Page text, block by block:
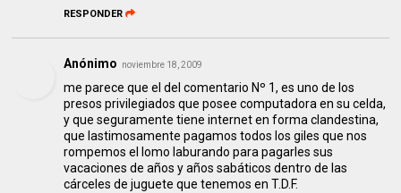
RESPONDER
Anónimo noviembre 18, 2009
me parece que el del comentario Nº 1, es uno de los
presos privilegiados que posee computadora en su celda,
y que seguramente tiene internet en forma clandestina,
que lastimosamente pagamos todos los giles que nos
rompemos el lomo laburando para pagarles sus
vacaciones de años y años sabáticos dentro de las
cárceles de juguete que tenemos en T.D.F.